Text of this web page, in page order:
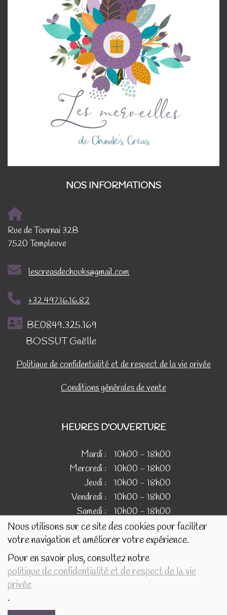
Nous utilisons sur ce site des cookies pour faciliter
votre navigation et améliorer votre expérience.
Pour en savoir plus, consultez notre
politique de confidentialité et de respect de la vie
privée
.
NOS INFORMATIONS
Rue de Tournai 32B
7520 Templeuve
lescreasdechouks@gmail.com
+32.497.16.16.82
BE0849.325.169
BOSSUT Gaëlle
Politique de confidentialité et de respect de la vie privée
Conditions générales de vente
HEURES D'OUVERTURE
Mardi :
10h00 - 18h00
Mercredi :
10h00 - 18h00
Jeudi :
10h00 - 18h00
Vendredi :
10h00 - 18h00
Samedi :
10h00 - 18h00
IMAGES
Les images présentées pour illustrer les produits en vente
sur ce site ne sont pas contractuelles.